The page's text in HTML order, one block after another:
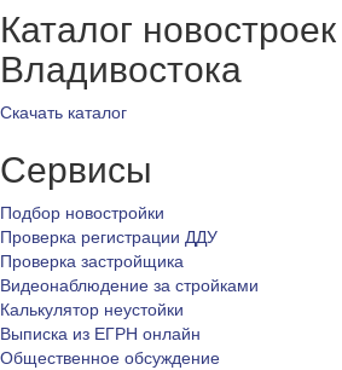
Каталог новостроек
Владивостока
Скачать каталог
Сервисы
Подбор новостройки
Проверка регистрации ДДУ
Проверка застройщика
Видеонаблюдение за стройками
Калькулятор неустойки
Выписка из ЕГРН онлайн
Общественное обсуждение